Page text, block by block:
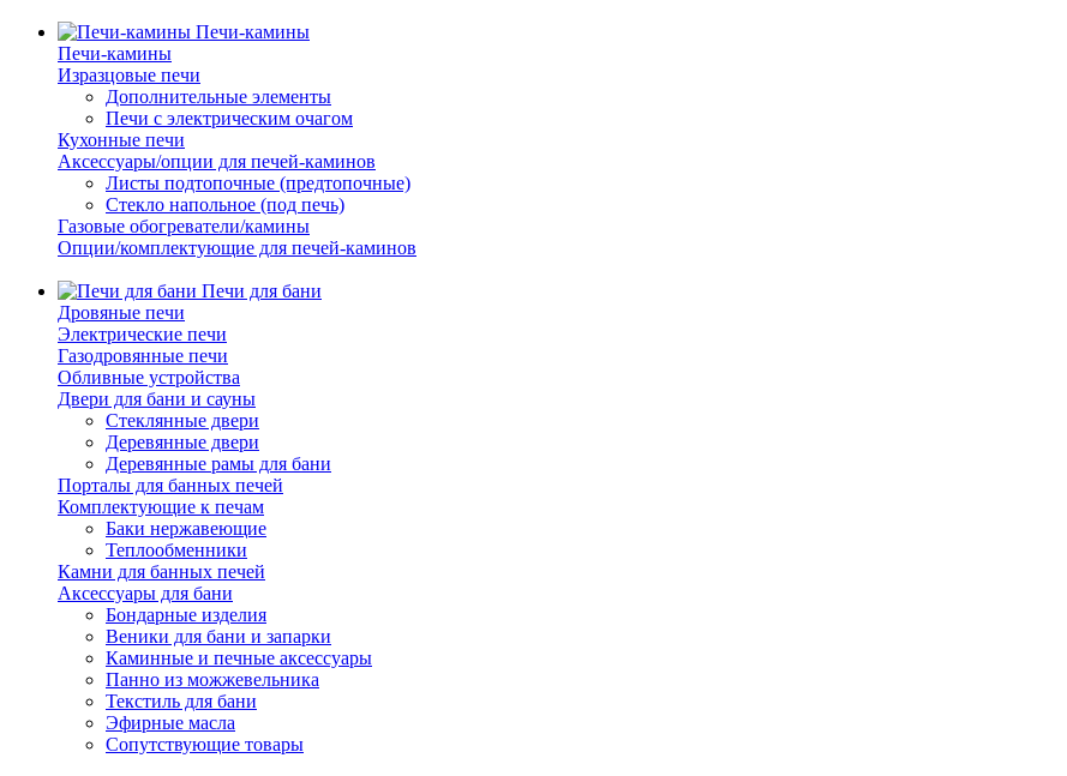
Печи-камины
Печи-камины
Изразцовые печи
Дополнительные элементы
Печи с электрическим очагом
Кухонные печи
Аксессуары/опции для печей-каминов
Листы подтопочные (предтопочные)
Стекло напольное (под печь)
Газовые обогреватели/камины
Опции/комплектующие для печей-каминов
Печи для бани
Дровяные печи
Электрические печи
Газодровянные печи
Обливные устройства
Двери для бани и сауны
Стеклянные двери
Деревянные двери
Деревянные рамы для бани
Порталы для банных печей
Комплектующие к печам
Баки нержавеющие
Теплообменники
Камни для банных печей
Аксессуары для бани
Бондарные изделия
Веники для бани и запарки
Каминные и печные аксессуары
Панно из можжевельника
Текстиль для бани
Эфирные масла
Сопутствующие товары